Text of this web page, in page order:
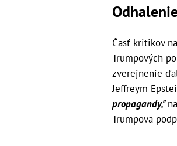
Časť kritikov
Trumpových
zverejnenie
Jeffreym
propagandy,"
Trumpova